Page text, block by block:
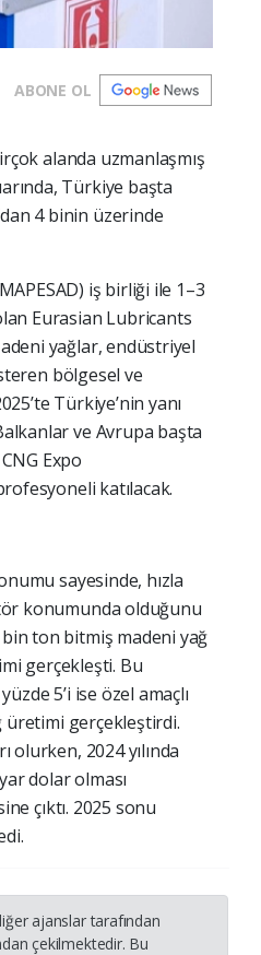
ABONE OL
alanda uzmanlaşmış
Türkiye başta
4 binin üzerinde
iş birliği ile 1–3
Eurasian Lubricants
yağlar, endüstriyel
bölgesel ve
Türkiye’nin yanı
ve Avrupa başta
Expo
katılacak.
sayesinde, hızla
konumunda olduğunu
bin ton bitmiş madeni yağ
gerçekleşti. Bu
5’i ise özel amaçlı
üretimi gerçekleştirdi.
olurken, 2024 yılında
dolar olması
çıktı. 2025 sonu
ajanslar tarafından
çekilmektedir. Bu